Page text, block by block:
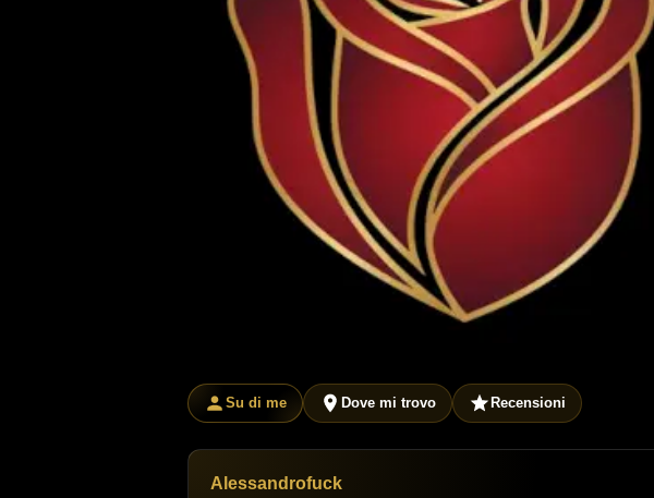
Su di me Dove mi trovo Recensioni
Alessandrofuck